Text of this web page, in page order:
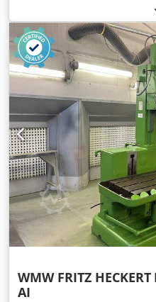
WMW FRITZ HECKERT
AI